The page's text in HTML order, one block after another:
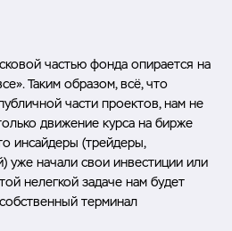
частью фонда опирается на
Таким образом, всё, что
части проектов, нам не
движение курса на бирже
инсайдеры (трейдеры,
начали свои инвестиции или
нелегкой задаче нам будет
терминал